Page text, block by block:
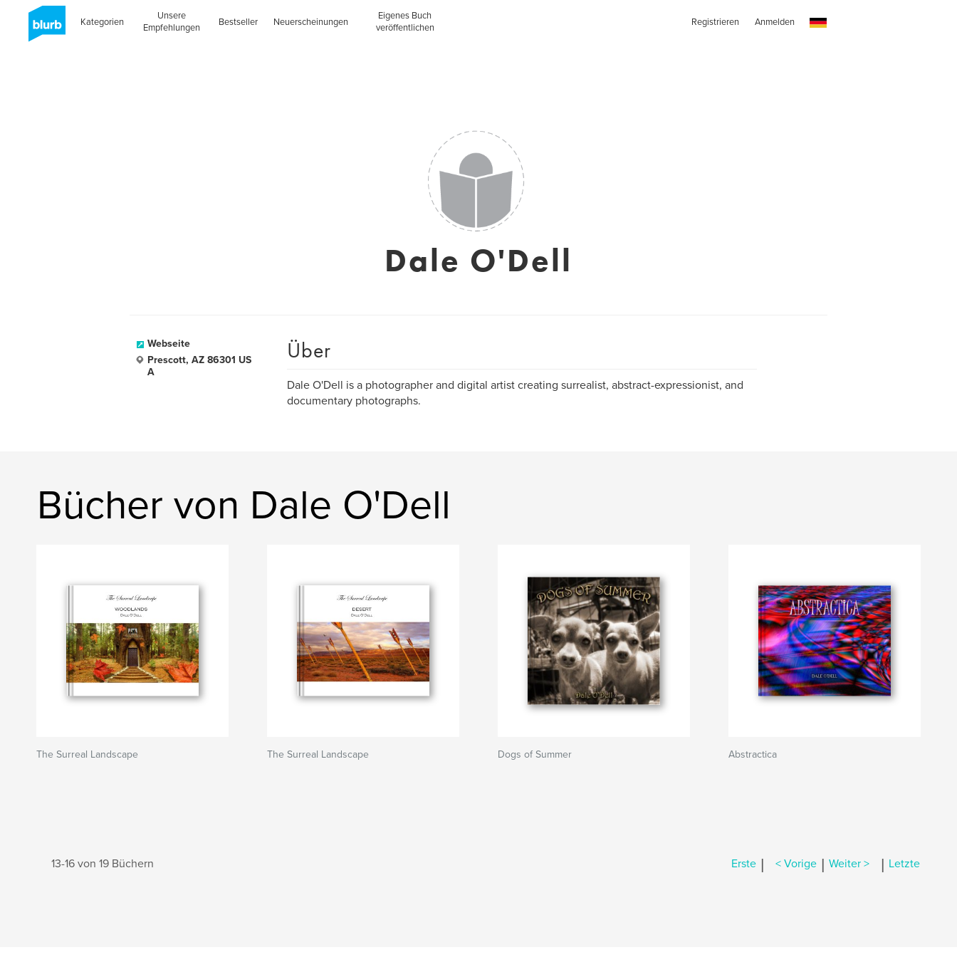
Kategorien
Unsere
Empfehlungen
Bestseller Neuerscheinungen
Eigenes Buch
veröffentlichen
Registrieren Anmelden
Dale O'Dell
Webseite
Prescott, AZ 86301 US
A
Über
Dale O'Dell is a photographer and digital artist creating surrealist, abstract-expressionist, and
documentary photographs.
Bücher von Dale O'Dell
The Surreal Landscape The Surreal Landscape Dogs of Summer Abstractica
13-16 von 19 Büchern Erste | < Vorige | Weiter > | Letzte